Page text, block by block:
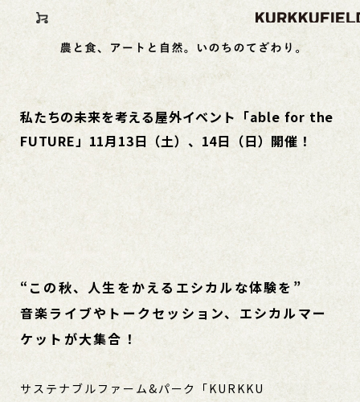
私たちの未来を考える屋外イベント「able for the
FUTURE」11月13日（土）、14日（日）開催！
“この秋、人生をかえるエシカルな体験を”
音楽ライブやトークセッション、エシカルマー
ケットが大集合！
サステナブルファーム&パーク「KURKKU